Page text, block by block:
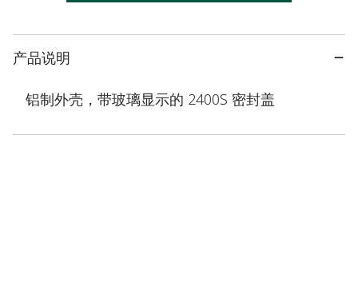
产品说明
铝制外壳，带玻璃显示的 2400S 密封盖